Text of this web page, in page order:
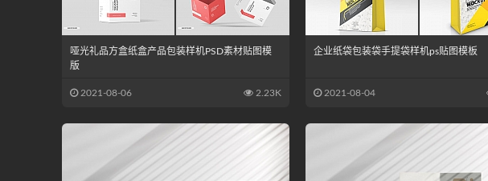
哑光礼品方盒纸盒产品包装样机PSD素材贴图模
版
2021-08-06 2.23K
企业纸袋包装袋手提袋样机ps贴图模板
2021-08-04